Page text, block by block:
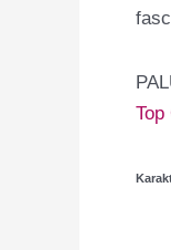
Top